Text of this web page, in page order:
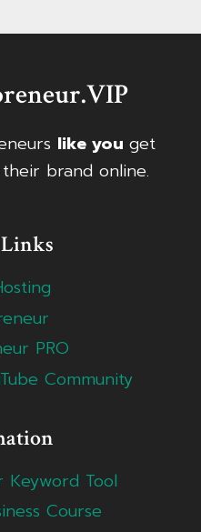
like you get
brand online.
PRO
Community
Keyword Tool
Course